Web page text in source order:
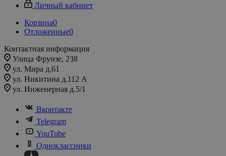
Личный кабинет
Корзина0
Отложенные0
Контактная информация
Улица Фрунзе, 238​
ул. Мира д.61
ул. Никитина д.112 А
ул. Инженерная д.5/1
Вконтакте
Telegram
YouTube
Одноклассники